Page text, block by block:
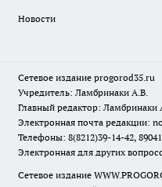
Новости
Сетевое издание progorod35.ru
Учредитель: Ламбринаки А.В.
Главный редактор: Ламбринаки
Электронная почта редакции:
Телефоны: 8(8212)39-14-42,
Электронная для других
Сетевое издание